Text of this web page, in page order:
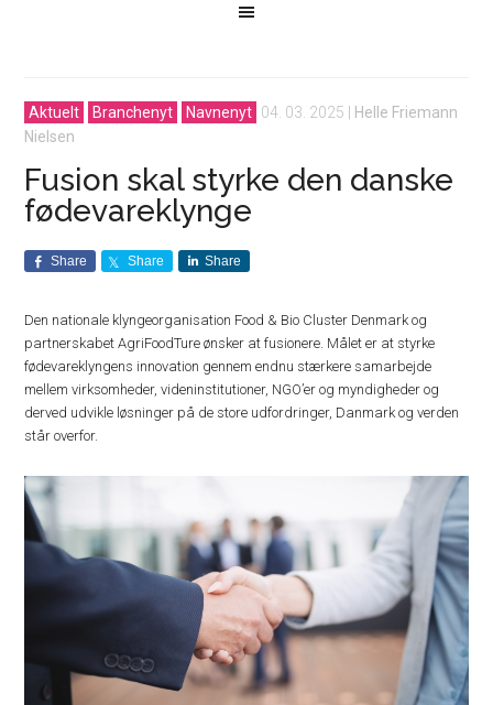
Aktuelt Branchenyt Navnenyt 04. 03. 2025
Helle Friemann
Nielsen
Fusion skal styrke den danske
fødevareklynge
Share Share Share
Den nationale klyngeorganisation Food & Bio Cluster Denmark og
partnerskabet AgriFoodTure ønsker at fusionere. Målet er at styrke
fødevareklyngens innovation gennem endnu stærkere samarbejde
mellem virksomheder, videninstitutioner, NGO’er og myndigheder og
derved udvikle løsninger på de store udfordringer, Danmark og verden
står overfor.